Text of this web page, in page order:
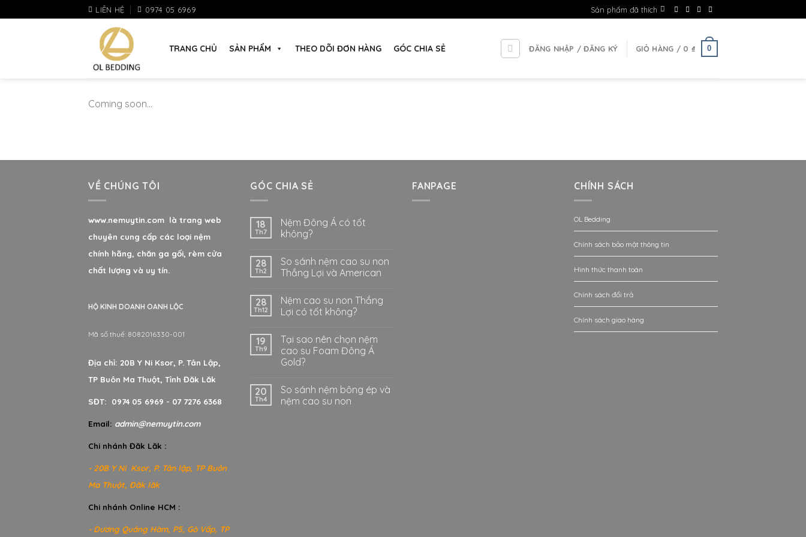
to
LIÊN HỆ 0974 05 6969 Sản phẩm đã thích
TRANG CHỦ SẢN PHẨM THEO DÕI ĐƠN HÀNG GÓC CHIA SẺ ĐĂNG NHẬP / ĐĂNG KÝ GIỎ HÀNG / 0 ₫ 0
Coming soon…
VỀ CHÚNG TÔI
www.nemuytin.com là trang web
chuyên cung cấp các loại nệm
chính hãng, chăn ga gối, rèm cửa
chất lượng và uy tín.
HỘ KINH DOANH OANH LỘC
Mã số thuế: 8082016330-001
Địa chỉ: 20B Y Ni Ksor, P. Tân Lập,
TP Buôn Ma Thuột, Tỉnh Đăk Lăk
SĐT: 0974 05 6969 - 07 7276 6368
Email: admin@nemuytin.com
Chi nhánh Đăk Lăk :
- 20B Y Ni Ksor, P. Tân lập, TP Buôn
Ma Thuột, Đăk lăk
Chi nhánh Online HCM :
- Dương Quảng Hàm, P5, Gò Vấp, TP
GÓC CHIA SẺ
18
Th7
Nệm Đông Á có tốt
không?
28
Th2
So sánh nệm cao su non
Thắng Lợi và American
28
Th12
Nệm cao su non Thắng
Lợi có tốt không?
19
Th9
Tại sao nên chọn nệm
cao su Foam Đông Á
Gold?
20
Th4
So sánh nệm bông ép và
nệm cao su non
FANPAGE CHÍNH SÁCH
OL Bedding
Chính sách bảo mật thông tin
Hình thức thanh toán
Chính sách đổi trả
Chính sách giao hàng